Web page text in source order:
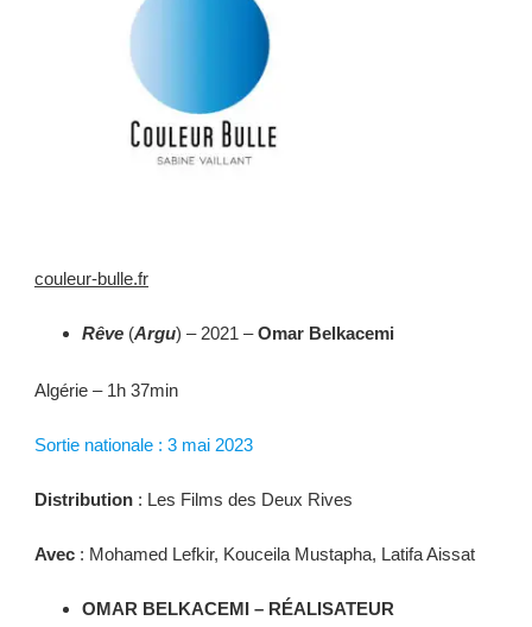
couleur-bulle.fr
Rêve (Argu) – 2021 –Omar Belkacemi
Algérie – 1h 37min
Sortie nationale : 3 mai 2023
Distribution : Les Films des Deux Rives
Avec : Mohamed Lefkir, Kouceila Mustapha, Latifa Aissat
OMAR BELKACEMI – RÉALISATEUR